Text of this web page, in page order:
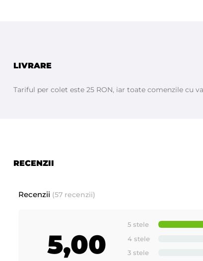
LIVRARE
Tariful per colet este 25 RON, iar toate comenzile cu
RECENZII
Recenzii (57 recenzii)
5,00
5 stele
4 stele
3 stele